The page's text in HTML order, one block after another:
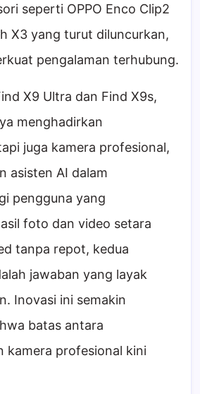
seperti OPPO Enco Clip2
X3 yang turut diluncurkan,
pengalaman terhubung.
X9 Ultra dan Find X9s,
menghadirkan
juga kamera profesional,
asisten AI dalam
pengguna yang
foto dan video setara
tanpa repot, kedua
jawaban yang layak
Inovasi ini semakin
batas antara
kamera profesional kini